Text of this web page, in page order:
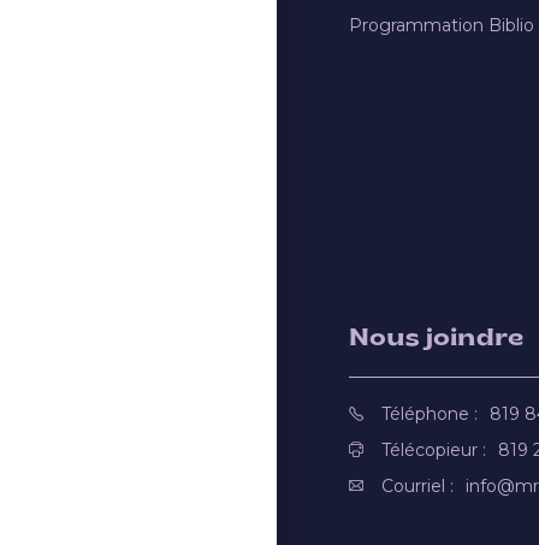
Programmation Biblio
Nous joindre
Téléphone :
819
Télécopieur :
819
Courriel :